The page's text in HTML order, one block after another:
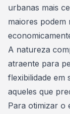
urbanas mais
maiores podem
A natureza
atraente para
flexibilidade em
aqueles que
Para otimizar o